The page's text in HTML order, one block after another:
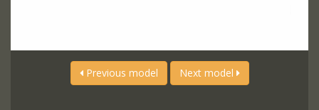
Previous model Next model